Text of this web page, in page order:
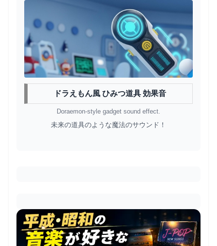
ドラえもん風 ひみつ道具 効果音
Doraemon-style gadget sound effect.
未来の道具のような魔法のサウンド！